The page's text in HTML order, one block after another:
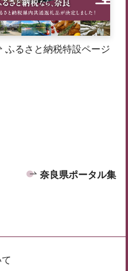
ふるさと納税特設ページ
奈良県ポータル集